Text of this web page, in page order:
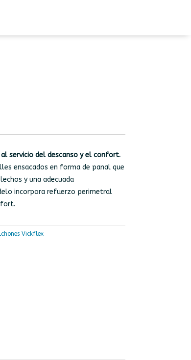
al servicio del descanso y el confort.
ensacados en forma de panal que
y una adecuada
incorpora refuerzo perimetral
Vickflex